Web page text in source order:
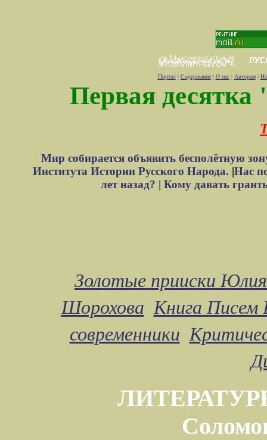
Портал| Содержание| О нас| Авторам|
Первая десятка
Мир собирается объявить бесполётную
Института Истории Русского Народа. |Нас
лет назад? | Кому давать
Золотые прииски
Шорохова Книга Писем
современники